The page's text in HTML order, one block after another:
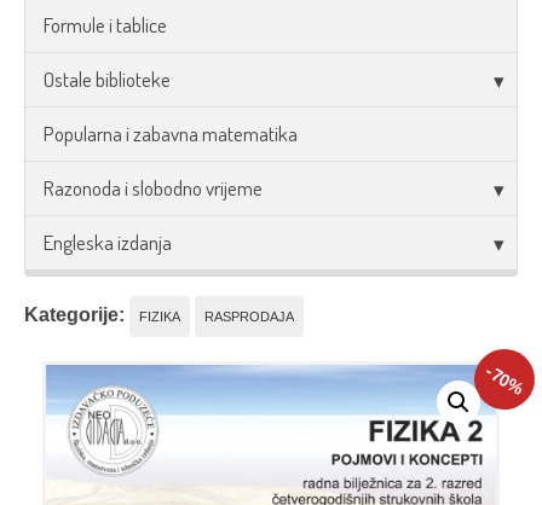
Formule i tablice
Ostale biblioteke
Popularna i zabavna matematika
Razonoda i slobodno vrijeme
Engleska izdanja
Kategorije: FIZIKA RASPRODAJA
-70%